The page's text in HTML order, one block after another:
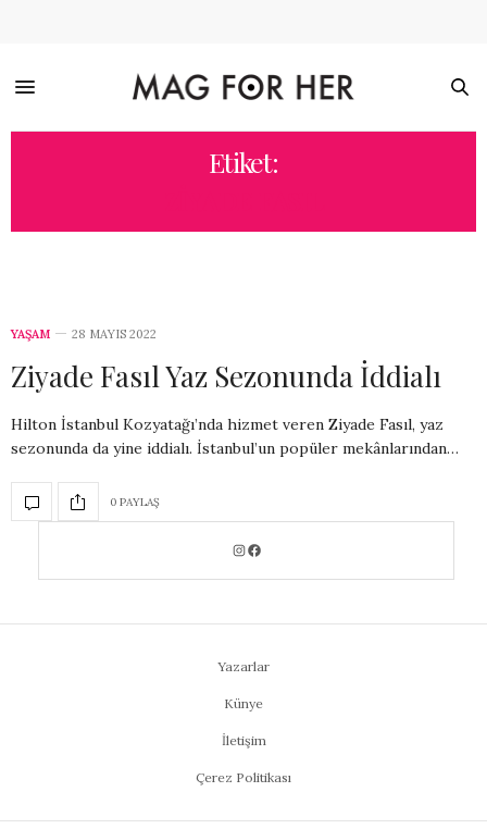
Etiket:
YAŞAM 28 MAYIS 2022
Ziyade Fasıl Yaz Sezonunda İddialı
Hilton İstanbul Kozyatağı’nda hizmet veren Ziyade Fasıl, yaz
sezonunda da yine iddialı. İstanbul’un popüler mekânlarından…
0 PAYLAŞ
Yazarlar
Künye
İletişim
Çerez Politikası